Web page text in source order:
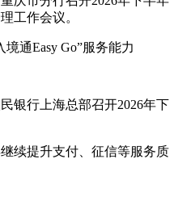
工作会议。
通Easy Go”服务能力
银行上海总部召开2026年下
续提升支付、征信等服务质